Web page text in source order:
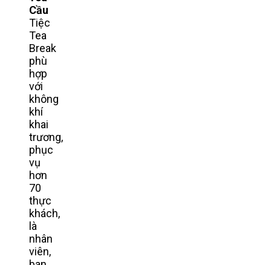
Cầu
Tiệc
Tea
Break
phù
hợp
với
không
khí
khai
trương,
phục
vụ
hơn
70
thực
khách,
là
nhân
viên,